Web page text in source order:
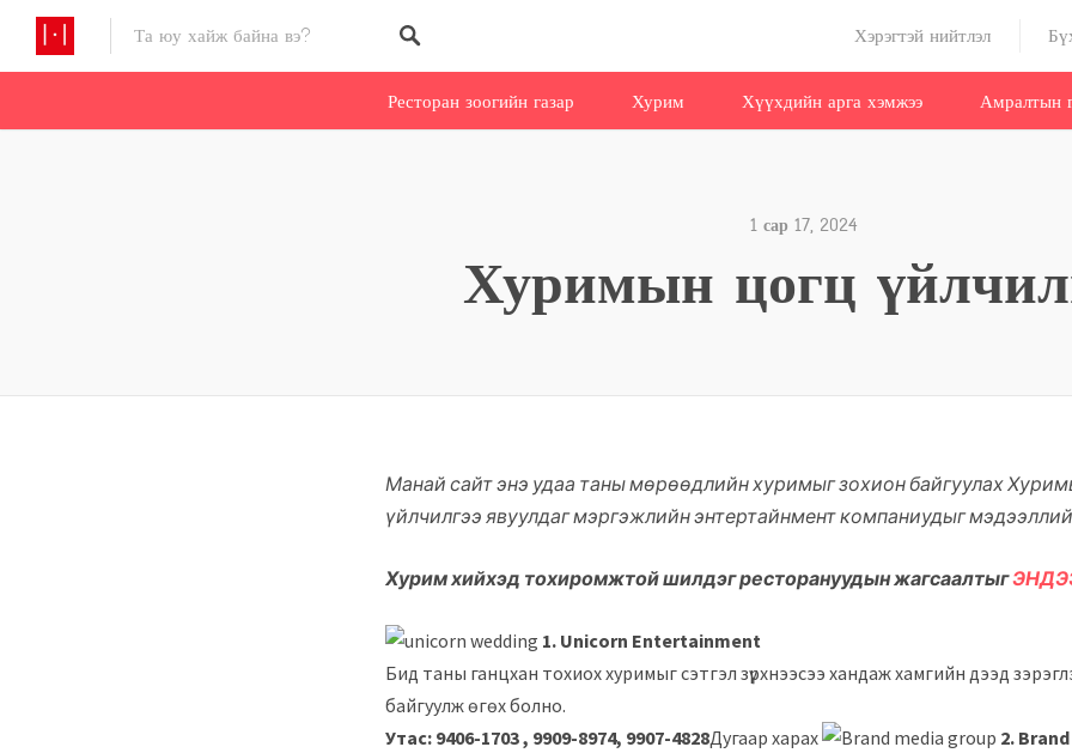
Хэрэгтэй нийтлэл
Ресторан зоогийн газар Хурим Хүүхдийн арга хэмжээ Амралтын
1 сар 17, 2024
Хуримын цогц
Манай сайт энэ удаа таны мөрөөдлийн хуримыг зохион байгуулах
үйлчилгээ явуулдаг мэргэжлийн энтертайнмент компаниудыг
Хурим хийхэд тохиромжтой шилдэг ресторануудын жагсаалтыг
1. Unicorn Entertainment
Бид таны ганцхан тохиох хуримыг сэтгэл зүрхнээсээ хандаж хамгийн дээд
байгуулж өгөх болно.
Утас: 9406-1703 , 9909-8974, 9907-4828Дугаар харах
2.